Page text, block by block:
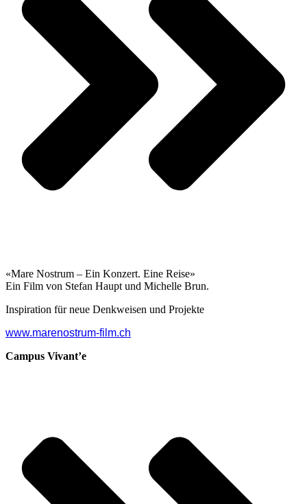
«Mare Nostrum – Ein Konzert. Eine Reise»
Ein Film von Stefan Haupt und Michelle Brun.
Inspiration für neue Denkweisen und Projekte
www.marenostrum-film.ch
Campus Vivant’e